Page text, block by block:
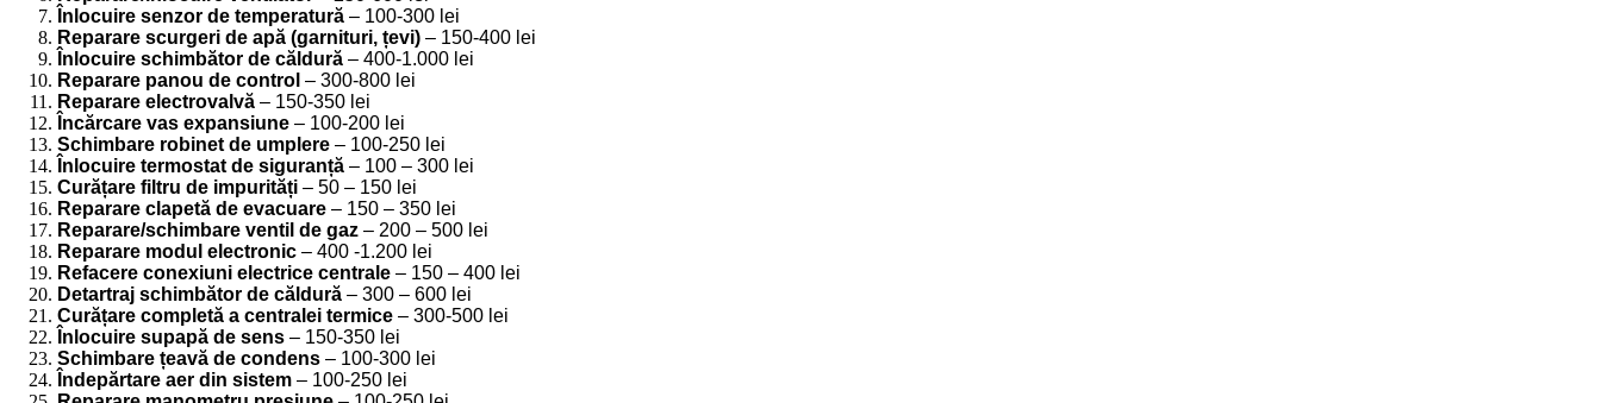
Înlocuire senzor de temperatură – 100-300 lei
Reparare scurgeri de apă (garnituri, țevi) – 150-400 lei
Înlocuire schimbător de căldură – 400-1.000 lei
Reparare panou de control – 300-800 lei
Reparare electrovalvă – 150-350 lei
Încărcare vas expansiune – 100-200 lei
Schimbare robinet de umplere – 100-250 lei
Înlocuire termostat de siguranță – 100 – 300 lei
Curățare filtru de impurități – 50 – 150 lei
Reparare clapetă de evacuare – 150 – 350 lei
Reparare/schimbare ventil de gaz – 200 – 500 lei
Reparare modul electronic – 400 -1.200 lei
Refacere conexiuni electrice centrale – 150 – 400 lei
Detartraj schimbător de căldură – 300 – 600 lei
Curățare completă a centralei termice – 300-500 lei
Înlocuire supapă de sens – 150-350 lei
Schimbare țeavă de condens – 100-300 lei
Îndepărtare aer din sistem – 100-250 lei